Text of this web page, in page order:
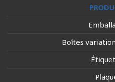
Boîtes